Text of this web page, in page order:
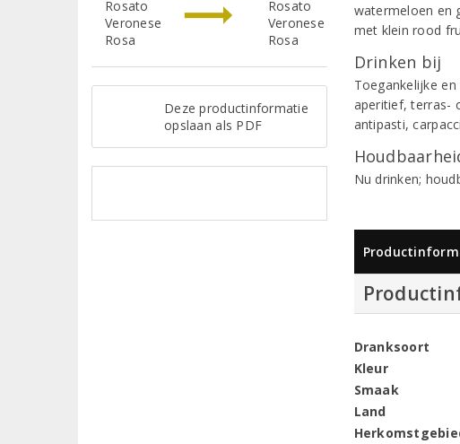
Deze productinformatie
opslaan als PDF
watermeloen en
met klein rood
Drinken bij
Toegankelijke
aperitief, terras-
antipasti,
Nu drinken;
Dranksoort
Kleur
Smaak
Land